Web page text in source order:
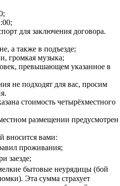
для заключения договора.
а также в подъезде;
громкая музыка;
превышающем указанное в
не подходят для вас, просим
стоимость четырёхместного
размещении предусмотрен
вносится вами:
проживания;
заезде;
бытовые неурядицы (бой
Эта сумма страхует